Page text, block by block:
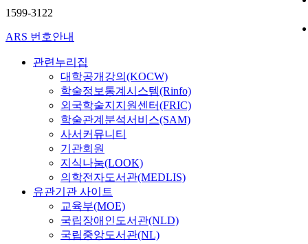
1599-3122
ARS 번호안내
관련누리집
대학공개강의(KOCW)
학술정보통계시스템(Rinfo)
외국학술지지원센터(FRIC)
학술관계분석서비스(SAM)
사서커뮤니티
기관회원
지식나눔(LOOK)
의학전자도서관(MEDLIS)
유관기관 사이트
교육부(MOE)
국립장애인도서관(NLD)
국립중앙도서관(NL)